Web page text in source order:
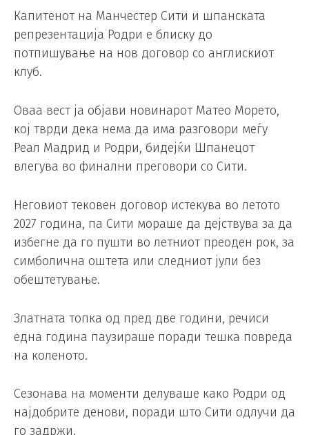
Капитенот на Манчестер Сити и шпанската
репрезентација Родри е блиску до
потпишување на нов договор со англискиот
клуб.
Оваа вест ја објави новинарот Матео Морето,
кој тврди дека нема да има разговори меѓу
Реал Мадрид и Родри, бидејќи Шпанецот
влегува во финални преговори со Сити.
Неговиот тековен договор истекува во летото
2027 година, па Сити мораше да дејствува за да
избегне да го пушти во летниот преоден рок, за
симболична оштета или следниот јули без
обештетување.
Златната топка од пред две години, речиси
една година паузираше поради тешка повреда
на коленото.
Сезонава на моменти делуваше како Родри од
најдобрите денови, поради што Сити одлучи да
го задржи.